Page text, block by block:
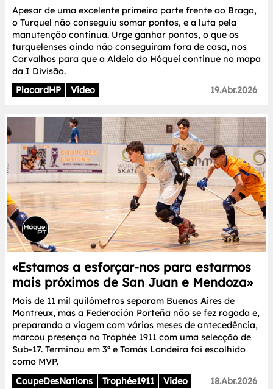
Apesar de uma excelente primeira parte frente ao Braga,
o Turquel não conseguiu somar pontos, e a luta pela
manutenção continua. Urge ganhar pontos, o que os
turquelenses ainda não conseguiram fora de casa, nos
Carvalhos para que a Aldeia do Hóquei continue no mapa
da I Divisão.
PlacardHP
Video 19.Abr.2026
«Estamos a esforçar-nos para estarmos
mais próximos de San Juan e Mendoza»
Mais de 11 mil quilómetros separam Buenos Aires de
Montreux, mas a Federación Porteña não se fez rogada e,
preparando a viagem com vários meses de antecedência,
marcou presença no Trophée 1911 com uma selecção de
Sub-17. Terminou em 3º e Tomás Landeira foi escolhido
como MVP.
CoupeDesNations
Trophée1911 Video 18.Abr.2026